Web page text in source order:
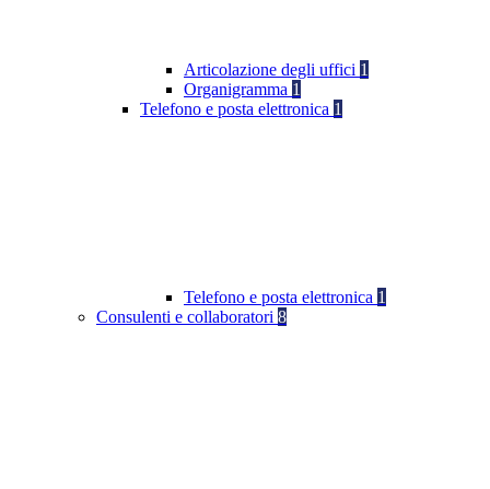
Articolazione degli uffici 1
Organigramma 1
Telefono e posta elettronica 1
Telefono e posta elettronica 1
Consulenti e collaboratori 8